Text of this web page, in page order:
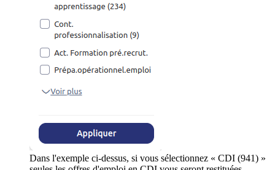
Dans l'exemple ci-dessus, si vous sélectionnez « CDI (941) »